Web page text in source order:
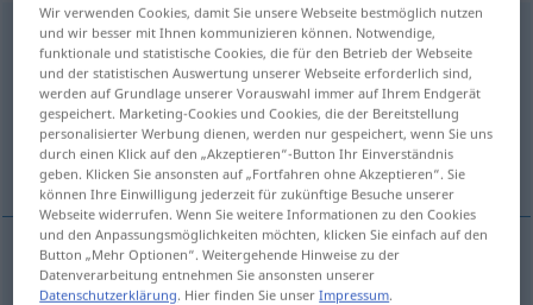
Italiener [-ˈlĭeː-]m,Italienerinf
Übersicht aller Übersetzungen
(Für mehr Details die Übersetzung anklicken/antippen)
italiener, kvinde fra Italien
italiener Italiener
Wir verwenden Cookies, damit Sie unsere Webseite bestmöglich nutzen
und wir besser mit Ihnen kommunizieren können. Notwendige,
funktionale und statistische Cookies, die für den Betrieb der Webseite
und der statistischen Auswertung unserer Webseite erforderlich sind,
werden auf Grundlage unserer Vorauswahl immer auf Ihrem Endgerät
gespeichert. Marketing-Cookies und Cookies, die der Bereitstellung
personalisierter Werbung dienen, werden nur gespeichert, wenn Sie uns
durch einen Klick auf den „Akzeptieren“-Button Ihr Einverständnis
geben. Klicken Sie ansonsten auf „Fortfahren ohne Akzeptieren“. Sie
können Ihre Einwilligung jederzeit für zukünftige Besuche unserer
Webseite widerrufen. Wenn Sie weitere Informationen zu den Cookies
und den Anpassungsmöglichkeiten möchten, klicken Sie einfach auf den
Button „Mehr Optionen“. Weitergehende Hinweise zu der
Datenverarbeitung entnehmen Sie ansonsten unserer
Datenschutzerklärung. Hier finden Sie unserImpressum.